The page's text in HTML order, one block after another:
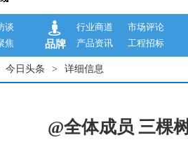
谈
焦 品牌
行业商道
市场评论
产品资讯
工程招标
今日头条 > 详细信息
@全体成员 三棵